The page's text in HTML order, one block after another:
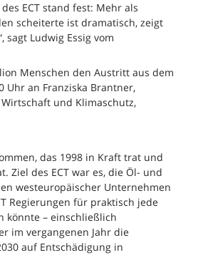
ECT stand fest: Mehr als
scheiterte ist dramatisch, zeigt
sagt Ludwig Essig vom
Menschen den Austritt aus dem
Uhr an Franziska Brantner,
und Klimaschutz,
das 1998 in Kraft trat und
Ziel des ECT war es, die Öl- und
westeuropäischer Unternehmen
Regierungen für praktisch jede
könnte – einschließlich
im vergangenen Jahr die
auf Entschädigung in